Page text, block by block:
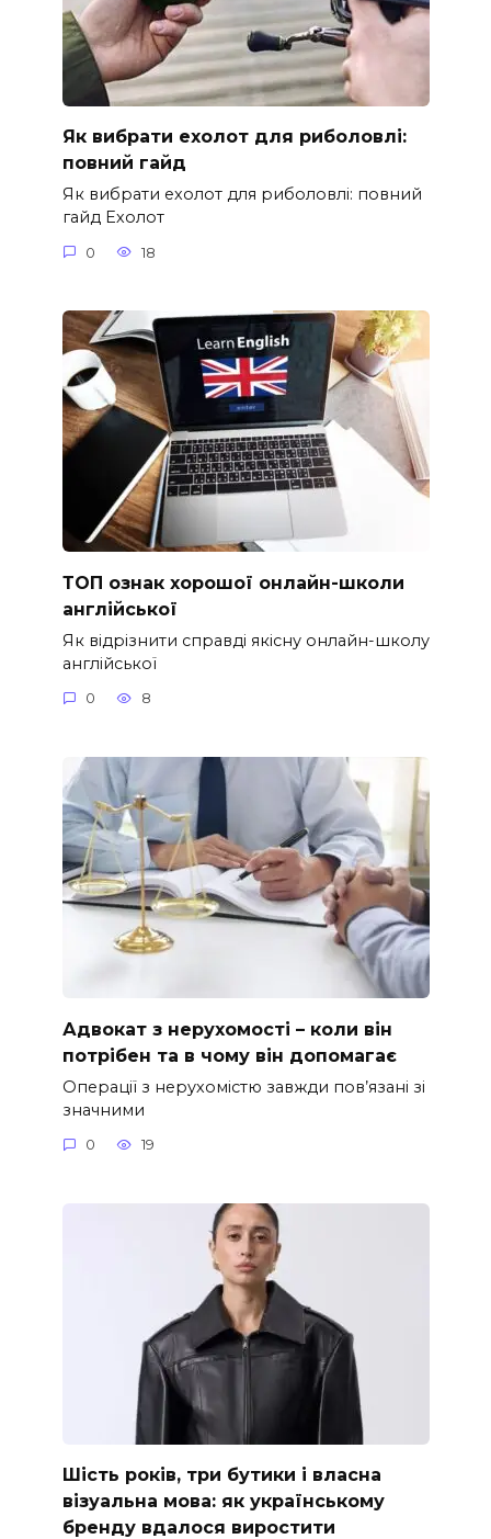
Як вибрати ехолот для риболовлі:
повний гайд
Як вибрати ехолот для риболовлі: повний
гайд Ехолот
0 18
ТОП ознак хорошої онлайн-школи
англійської
Як відрізнити справді якісну онлайн-школу
англійської
0 8
Адвокат з нерухомості – коли він
потрібен та в чому він допомагає
Операції з нерухомістю завжди пов’язані зі
значними
0 19
Шість років, три бутики і власна
візуальна мова: як українському
бренду вдалося виростити